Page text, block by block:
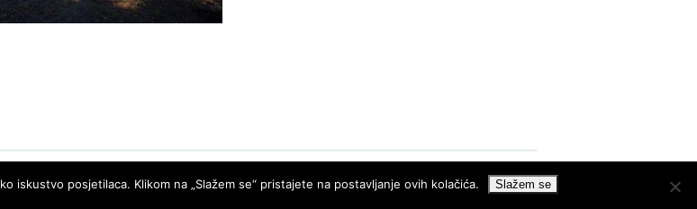
POWERED BYWP DEV SHED
iskustvo posjetilaca. Klikom na „Slažem se“ pristajete na postavljanje ovih kolačića. Slažem se